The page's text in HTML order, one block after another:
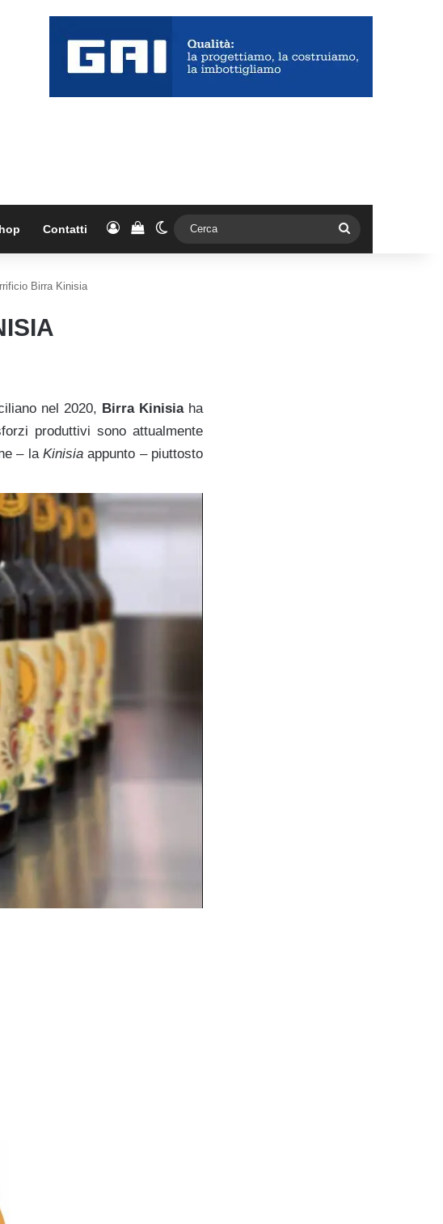
Contatti AccediVedi il carrello
Cambia aspetto
Birra Kinisia
nel 2020, Birra Kinisiaha
produttivi sono attualmente
– la Kinisiaappunto – piuttosto